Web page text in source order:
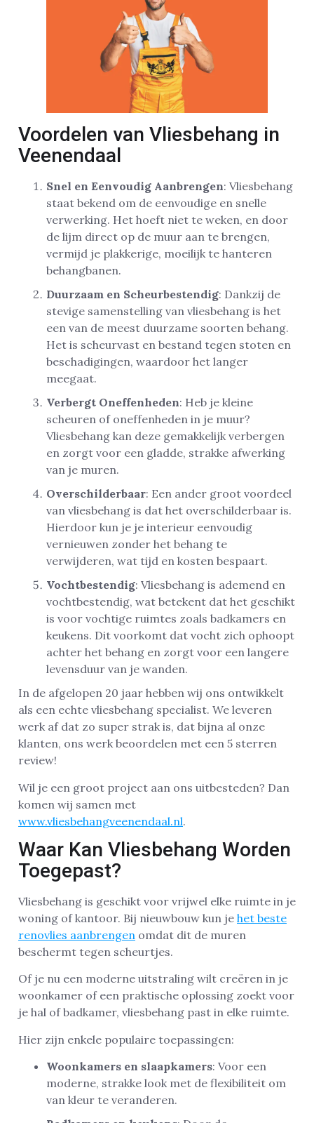
Voordelen van Vliesbehang in
Veenendaal
Snel en Eenvoudig Aanbrengen: Vliesbehang
staat bekend om de eenvoudige en snelle
verwerking. Het hoeft niet te weken, en door
de lijm direct op de muur aan te brengen,
vermijd je plakkerige, moeilijk te hanteren
behangbanen.
Duurzaam en Scheurbestendig: Dankzij de
stevige samenstelling van vliesbehang is het
een van de meest duurzame soorten behang.
Het is scheurvast en bestand tegen stoten en
beschadigingen, waardoor het langer
meegaat.
Verbergt Oneffenheden: Heb je kleine
scheuren of oneffenheden in je muur?
Vliesbehang kan deze gemakkelijk verbergen
en zorgt voor een gladde, strakke afwerking
van je muren.
Overschilderbaar: Een ander groot voordeel
van vliesbehang is dat het overschilderbaar is.
Hierdoor kun je je interieur eenvoudig
vernieuwen zonder het behang te
verwijderen, wat tijd en kosten bespaart.
Vochtbestendig: Vliesbehang is ademend en
vochtbestendig, wat betekent dat het geschikt
is voor vochtige ruimtes zoals badkamers en
keukens. Dit voorkomt dat vocht zich ophoopt
achter het behang en zorgt voor een langere
levensduur van je wanden.
In de afgelopen 20 jaar hebben wij ons ontwikkelt
als een echte vliesbehang specialist. We leveren
werk af dat zo super strak is, dat bijna al onze
klanten, ons werk beoordelen met een 5 sterren
review!
Wil je een groot project aan ons uitbesteden? Dan
komen wij samen met
www.vliesbehangveenendaal.nl.
Waar Kan Vliesbehang Worden
Toegepast?
Vliesbehang is geschikt voor vrijwel elke ruimte in je
woning of kantoor. Bij nieuwbouw kun je het beste
renovlies aanbrengen omdat dit de muren
beschermt tegen scheurtjes.
Of je nu een moderne uitstraling wilt creëren in je
woonkamer of een praktische oplossing zoekt voor
je hal of badkamer, vliesbehang past in elke ruimte.
Hier zijn enkele populaire toepassingen:
Woonkamers en slaapkamers: Voor een
moderne, strakke look met de flexibiliteit om
van kleur te veranderen.